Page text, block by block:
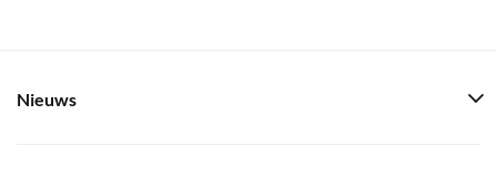
Nieuws